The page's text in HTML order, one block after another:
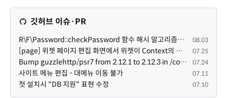
깃허브 이슈·PR
R\F\Password::checkPassword 함수 해시 알고리즘을 암시적으로 호출하는 경우 Argon2id 해시 비교 실패 08.03
[page] 위젯 페이지 편집 화면에서 위젯이 Context의 module_info를 덮어쓰면 저장이 ERR_ACT_IS_NOT_STANDALONE으로 실패 07.25
Bump guzzlehttp/psr7 from 2.12.1 to 2.12.3 in /common 07.24
사이트 메뉴 편집 - 대메뉴 이동 불가 07.11
첫 설치시 "DB 지원" 표현 수정 07.10